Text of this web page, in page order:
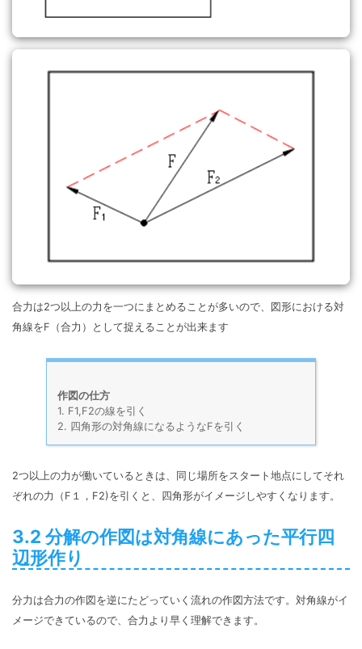
合力は2つ以上の力を一つにまとめることが多いので、図形における対
角線をF（合力）として捉えることが出来ます
作図の仕方
1. F1,F2の線を引く
2. 四角形の対角線になるようなFを引く
2つ以上の力が働いているときは、同じ場所をスタート地点にしてそれ
ぞれの力（F１，F2)を引くと、四角形がイメージしやすくなります。
3.2 分解の作図は対角線にあった平行四
辺形作り
分力は合力の作図を逆にたどっていく流れの作図方法です。対角線がイ
メージできているので、合力より早く理解できます。